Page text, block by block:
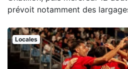
prévoit notamment des
Locales